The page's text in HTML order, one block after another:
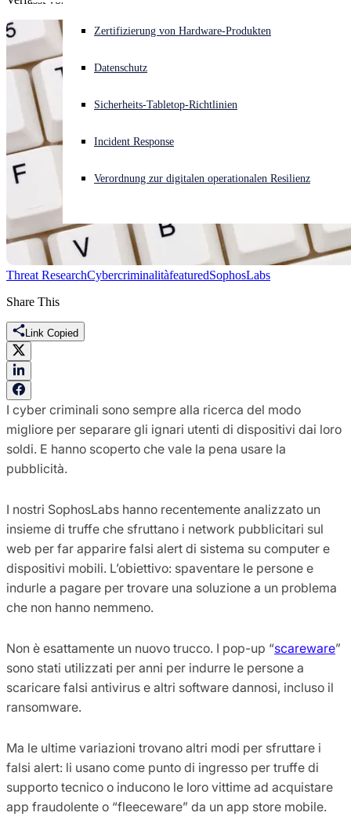
Akuter Cyberangriff? Fordern Sie Sofort-Hilfe an
Anmelden
Open search
Deutsch Open language switcher
Zertifizierung von Hardware-Produkten
Datenschutz
Sicherheits-Tabletop-Richtlinien
Incident Response
Verordnung zur digitalen operationalen Resilienz
Threat ResearchCybercriminalitàfeaturedSophosLabs
Share This
Link Copied
I cyber criminali sono sempre alla ricerca del modo
migliore per separare gli ignari utenti di dispositivi dai loro
soldi. E hanno scoperto che vale la pena usare la
pubblicità.
I nostri SophosLabs hanno recentemente analizzato un
insieme di truffe che sfruttano i network pubblicitari sul
web per far apparire falsi alert di sistema su computer e
dispositivi mobili. L’obiettivo: spaventare le persone e
indurle a pagare per trovare una soluzione a un problema
che non hanno nemmeno.
Non è esattamente un nuovo trucco. I pop-up “scareware”
sono stati utilizzati per anni per indurre le persone a
scaricare falsi antivirus e altri software dannosi, incluso il
ransomware.
Ma le ultime variazioni trovano altri modi per sfruttare i
falsi alert: li usano come punto di ingresso per truffe di
supporto tecnico o inducono le loro vittime ad acquistare
app fraudolente o “fleeceware” da un app store mobile.